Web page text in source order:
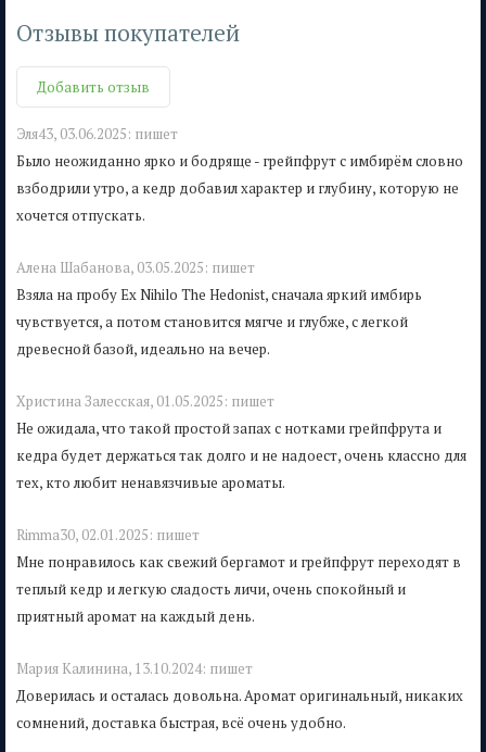
Отзывы покупателей
Добавить отзыв
Эля43, 03.06.2025: пишет
Было неожиданно ярко и бодряще - грейпфрут с имбирём словно
взбодрили утро, а кедр добавил характер и глубину, которую не
хочется отпускать.
Алена Шабанова, 03.05.2025: пишет
Взяла на пробу Ex Nihilo The Hedonist, сначала яркий имбирь
чувствуется, а потом становится мягче и глубже, с легкой
древесной базой, идеально на вечер.
Христина Залесская, 01.05.2025: пишет
Не ожидала, что такой простой запах с нотками грейпфрута и
кедра будет держаться так долго и не надоест, очень классно для
тех, кто любит ненавязчивые ароматы.
Rimma30, 02.01.2025: пишет
Мне понравилось как свежий бергамот и грейпфрут переходят в
теплый кедр и легкую сладость личи, очень спокойный и
приятный аромат на каждый день.
Мария Калинина, 13.10.2024: пишет
Доверилась и осталась довольна. Аромат оригинальный, никаких
сомнений, доставка быстрая, всё очень удобно.